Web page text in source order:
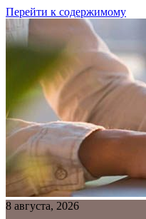
Перейти к содержимому
8 августа, 2026